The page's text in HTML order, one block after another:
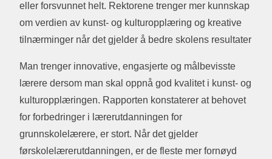
eller forsvunnet helt. Rektorene trenger mer kunnskap
om verdien av kunst- og kulturopplæring og kreative
tilnærminger når det gjelder å bedre skolens resultater
Man trenger innovative, engasjerte og målbevisste
lærere dersom man skal oppnå god kvalitet i kunst- og
kulturopplæringen. Rapporten konstaterer at behovet
for forbedringer i lærerutdanningen for
grunnskolelærere, er stort. Når det gjelder
førskolelærerutdanningen, er de fleste mer fornøyd